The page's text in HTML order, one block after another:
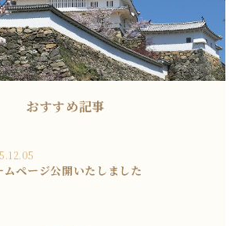
おすすめ記事
ムページ公開いたしました